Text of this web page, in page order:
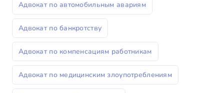
Адвокат по автомобильным авариям
Адвокат по банкротству
Адвокат по компенсациям работникам
Адвокат по медицинским злоупотреблениям